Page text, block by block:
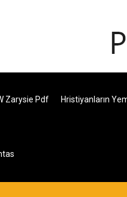
Zarysie Pdf Hristiyanların